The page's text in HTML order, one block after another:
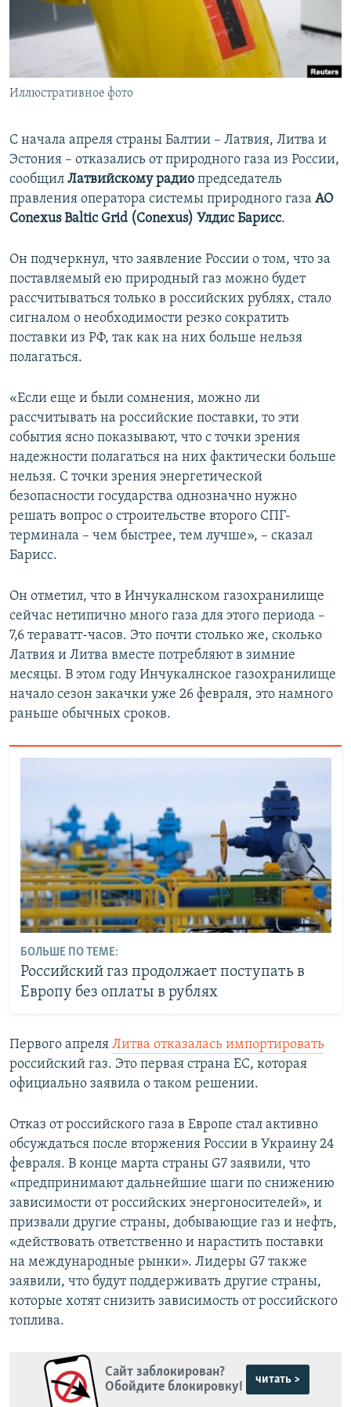
ПОБЕДИТЕЛЕЙ НЕ СУДЯТ?
КРЫМ.НЕПОКОРЕННЫЙ
УКРАИНСКАЯ ПРОБЛЕМА КРЫМА
ПРИСОЕДИНЯЙТЕСЬ!
Иллюстративное фото
С начала апреля страны Балтии – Латвия, Литва и
Эстония – отказались от природного газа из России,
сообщил Латвийскому радио председатель
правления оператора системы природного газа АО
Conexus Baltic Grid (Conexus) Улдис Барисс.
Он подчеркнул, что заявление России о том, что за
поставляемый ею природный газ можно будет
рассчитываться только в российских рублях, стало
сигналом о необходимости резко сократить
поставки из РФ, так как на них больше нельзя
полагаться.
«Если еще и были сомнения, можно ли
рассчитывать на российские поставки, то эти
события ясно показывают, что с точки зрения
надежности полагаться на них фактически больше
нельзя. С точки зрения энергетической
безопасности государства однозначно нужно
решать вопрос о строительстве второго СПГ-
терминала – чем быстрее, тем лучше», – сказал
Барисс.
Он отметил, что в Инчукалнском газохранилище
сейчас нетипично много газа для этого периода –
7,6 тераватт-часов. Это почти столько же, сколько
Латвия и Литва вместе потребляют в зимние
месяцы. В этом году Инчукалнское газохранилище
начало сезон закачки уже 26 февраля, это намного
раньше обычных сроков.
БОЛЬШЕ ПО ТЕМЕ:
Российский газ продолжает поступать в
Европу без оплаты в рублях
Первого апреля Литва отказалась импортировать
российский газ. Это первая страна ЕС, которая
официально заявила о таком решении.
Отказ от российского газа в Европе стал активно
обсуждаться после вторжения России в Украину 24
февраля. В конце марта страны G7 заявили, что
«предпринимают дальнейшие шаги по снижению
зависимости от российских энергоносителей», и
призвали другие страны, добывающие газ и нефть,
«действовать ответственно и нарастить поставки
на международные рынки». Лидеры G7 также
заявили, что будут поддерживать другие страны,
которые хотят снизить зависимость от российского
топлива.
Сайт заблокирован?
Обойдите блокировку!
читать >